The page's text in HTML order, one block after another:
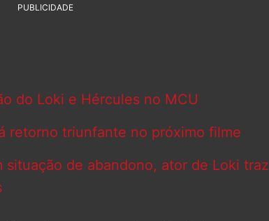
PUBLICIDADE
do Loki e Hércules no MCU
retorno triunfante no próximo filme
situação de abandono, ator de Loki traz